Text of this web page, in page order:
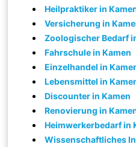
Heilpraktiker in
Versicherung in
Zoologischer Bedarf
Fahrschule in Kamen
Einzelhandel in
Lebensmittel in
Discounter in Kamen
Renovierung in
Heimwerkerbedarf in
Wissenschaftliches